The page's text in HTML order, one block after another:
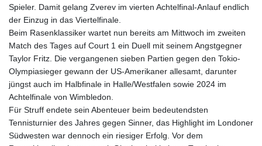
Spieler. Damit gelang Zverev im vierten Achtelfinal-Anlauf endlich
der Einzug in das Viertelfinale.
Beim Rasenklassiker wartet nun bereits am Mittwoch im zweiten
Match des Tages auf Court 1 ein Duell mit seinem Angstgegner
Taylor Fritz. Die vergangenen sieben Partien gegen den Tokio-
Olympiasieger gewann der US-Amerikaner allesamt, darunter
jüngst auch im Halbfinale in Halle/Westfalen sowie 2024 im
Achtelfinale von Wimbledon.
Für Struff endete sein Abenteuer beim bedeutendsten
Tennisturnier des Jahres gegen Sinner, das Highlight im Londoner
Südwesten war dennoch ein riesiger Erfolg. Vor dem